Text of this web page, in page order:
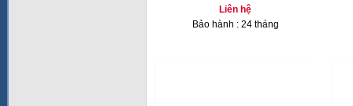
Liên hệ
Bảo hành : 24 tháng